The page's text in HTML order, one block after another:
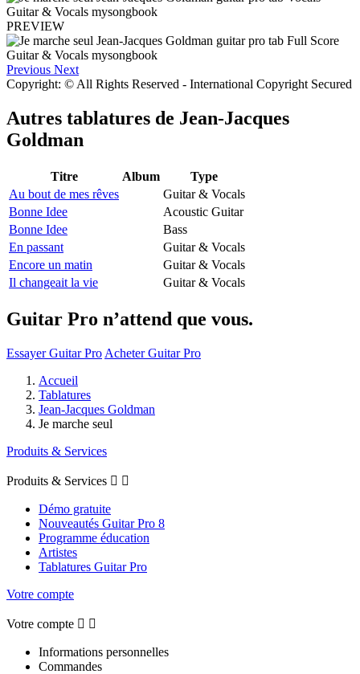
PREVIEW
Previous Next
Copyright: © All Rights Reserved - International Copyright Secured
Autres tablatures de Jean-Jacques
Goldman
Titre Album
Type
Au bout de mes rêves
Guitar & Vocals
Bonne Idee
Acoustic Guitar
Bonne Idee
Bass
En passant
Guitar & Vocals
Encore un matin
Guitar & Vocals
Il changeait la vie
Guitar & Vocals
Guitar Pro n’attend que vous.
Essayer Guitar Pro Acheter Guitar Pro
Accueil
Tablatures
Jean-Jacques Goldman
Je marche seul
Produits & Services
Produits & Services  
Démo gratuite
Nouveautés Guitar Pro 8
Programme éducation
Artistes
Tablatures Guitar Pro
Votre compte
Votre compte  
Informations personnelles
Commandes